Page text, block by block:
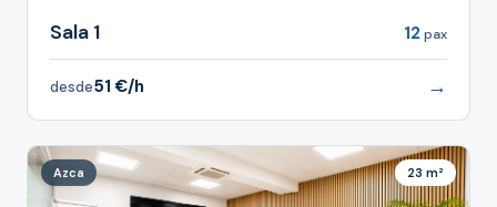
Sala 1 12 pax
desde51 €/h →
Azca 23 m²